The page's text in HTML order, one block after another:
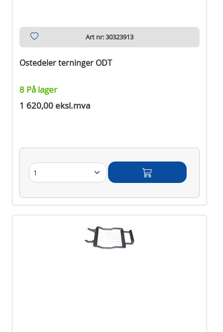
Art nr: 30323913
Ostedeler terninger ODT
8 På lager
1 620,00 eksl.mva